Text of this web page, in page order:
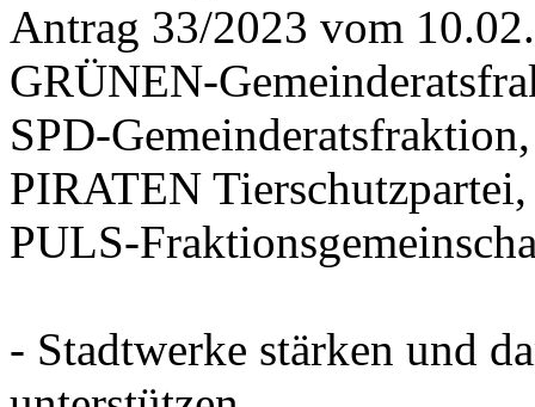
Antrag 33/2023 vom
GRÜNEN-
SPD-
PIRATEN Tierschutzpartei,
PULS-
- Stadtwerke stärken und